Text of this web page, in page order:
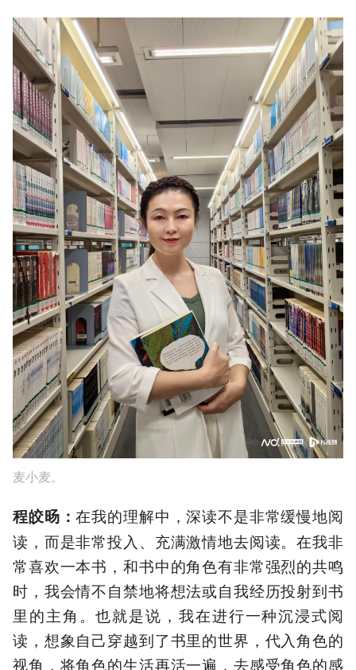
麦小麦。
程皎旸 ：在我的理解中，深读不是非常缓慢地阅
读，而是非常投入、充满激情地去阅读。在我非
常喜欢一本书，和书中的角色有非常强烈的共鸣
时，我会情不自禁地将想法或自我经历投射到书
里的主角。也就是说，我在进行一种沉浸式阅
读，想象自己穿越到了书里的世界，代入角色的
视角，将角色的生活再活一遍，去感受角色的感